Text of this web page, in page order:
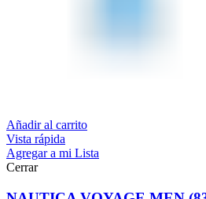
Añadir al carrito
Vista rápida
Agregar a mi Lista
Cerrar